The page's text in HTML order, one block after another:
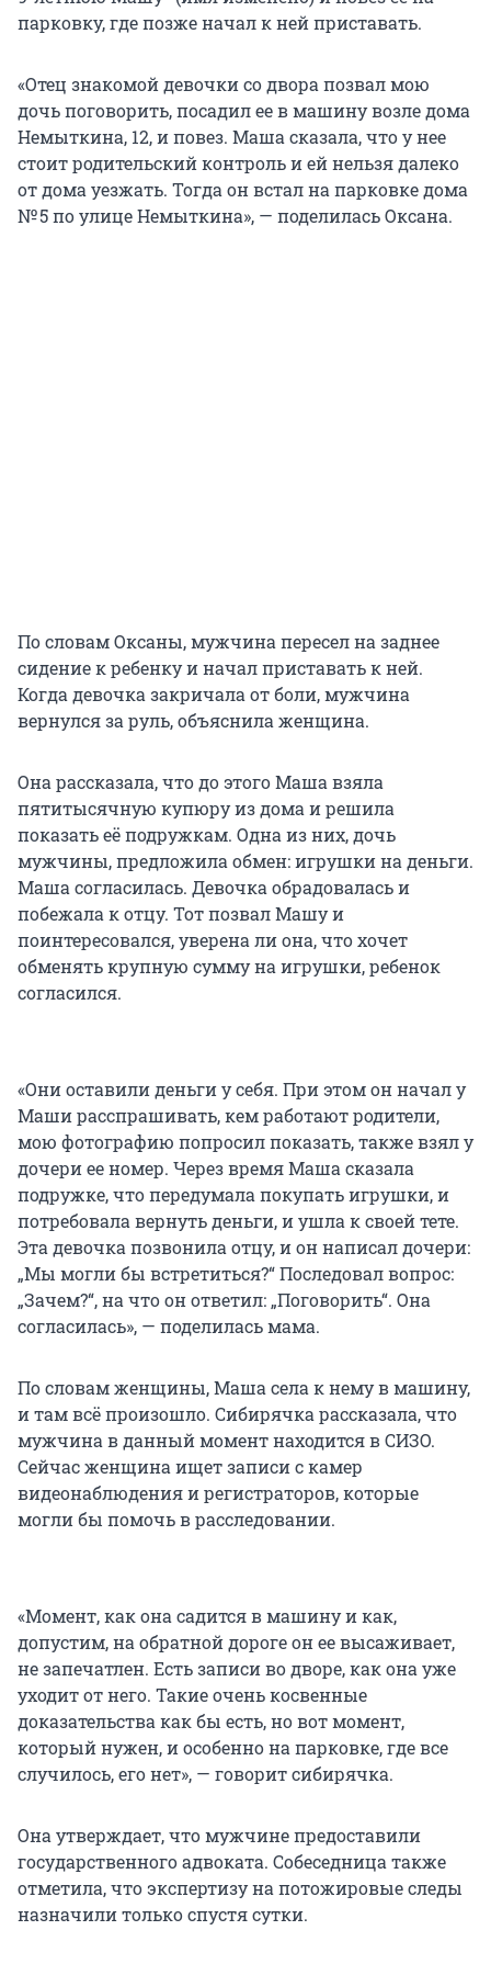
парковку, где позже начал к ней приставать.
«Отец знакомой девочки со двора позвал мою
дочь поговорить, посадил ее в машину возле дома
Немыткина, 12, и повез. Маша сказала, что у нее
стоит родительский контроль и ей нельзя далеко
от дома уезжать. Тогда он встал на парковке дома
№ 5 по улице Немыткина», — поделилась Оксана.
По словам Оксаны, мужчина пересел на заднее
сидение к ребенку и начал приставать к ней.
Когда девочка закричала от боли, мужчина
вернулся за руль, объяснила женщина.
Она рассказала, что до этого Маша взяла
пятитысячную купюру из дома и решила
показать её подружкам. Одна из них, дочь
мужчины, предложила обмен: игрушки на деньги.
Маша согласилась. Девочка обрадовалась и
побежала к отцу. Тот позвал Машу и
поинтересовался, уверена ли она, что хочет
обменять крупную сумму на игрушки, ребенок
согласился.
«Они оставили деньги у себя. При этом он начал у
Маши расспрашивать, кем работают родители,
мою фотографию попросил показать, также взял у
дочери ее номер. Через время Маша сказала
подружке, что передумала покупать игрушки, и
потребовала вернуть деньги, и ушла к своей тете.
Эта девочка позвонила отцу, и он написал дочери:
„Мы могли бы встретиться?“ Последовал вопрос:
„Зачем?“, на что он ответил: „Поговорить“. Она
согласилась», — поделилась мама.
По словам женщины, Маша села к нему в машину,
и там всё произошло. Сибирячка рассказала, что
мужчина в данный момент находится в СИЗО.
Сейчас женщина ищет записи с камер
видеонаблюдения и регистраторов, которые
могли бы помочь в расследовании.
«Момент, как она садится в машину и как,
допустим, на обратной дороге он ее высаживает,
не запечатлен. Есть записи во дворе, как она уже
уходит от него. Такие очень косвенные
доказательства как бы есть, но вот момент,
который нужен, и особенно на парковке, где все
случилось, его нет», — говорит сибирячка.
Она утверждает, что мужчине предоставили
государственного адвоката. Собеседница также
отметила, что экспертизу на потожировые следы
назначили только спустя сутки.